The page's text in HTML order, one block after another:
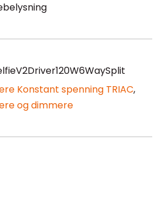
Konstant spenning TRIAC,
og dimmere